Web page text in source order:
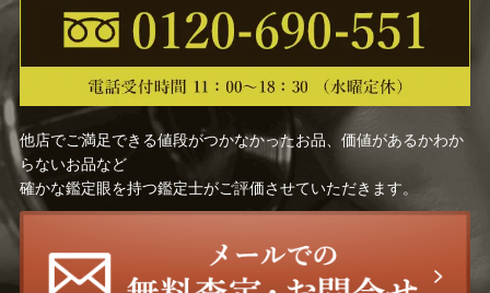
他店でご満足できる値段がつかなかったお品、価値があるかわか
らないお品など
確かな鑑定眼を持つ鑑定士がご評価させていただきます。